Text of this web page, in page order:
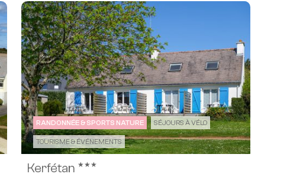
RANDONNÉE & SPORTS NATURE SÉJOURS À VÉLO
TOURISME & ÉVÉNEMENTS
Kerfétan ★★★